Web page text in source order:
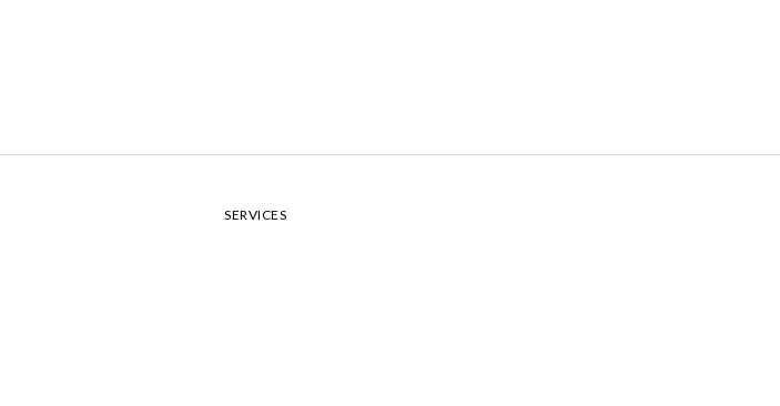
SERVICES